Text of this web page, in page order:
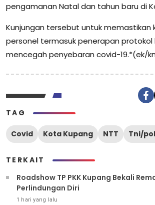
pengamanan Natal dan tahun baru di
Kunjungan tersebut untuk memastikan
personel termasuk penerapan
mencegah penyebaran covid-19.*(ek/
TAG
Covid Kota Kupang NTT Tni/
TERKAIT
Roadshow TP PKK Kupang Bekali
Perlindungan Diri
1 hari yang lalu